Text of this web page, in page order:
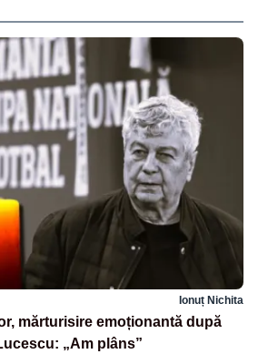
Ionuț Nichita
mărturisire emoționantă după
„Am plâns”